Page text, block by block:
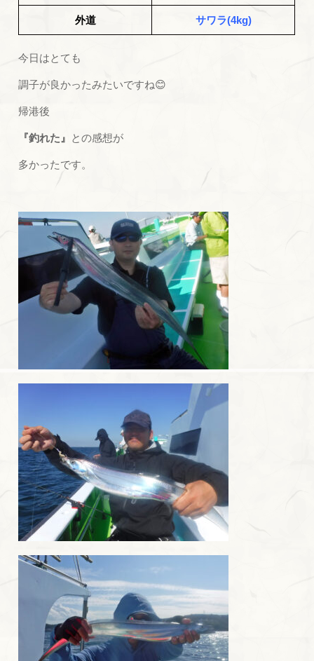
外道 サワラ(4kg)
今日はとても
調子が良かったみたいですね😊
帰港後
『釣れた』 との感想が
多かったです。